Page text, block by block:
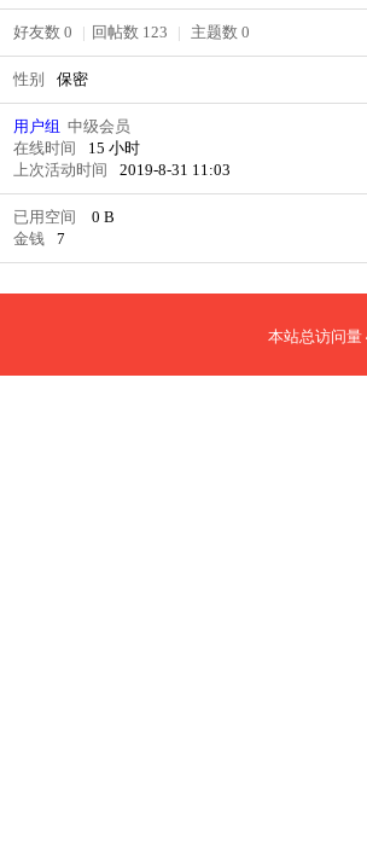
好友数 0 | 回帖数 123 | 主题数 0
性别 保密
用户组 中级会员
在线时间
15 小时
上次活动时间
2019-8-31 11:03
已用空间
0 B
金钱
7
本站总访问量